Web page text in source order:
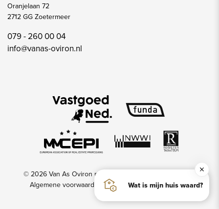
Oranjelaan 72
2712 GG Zoetermeer
079 - 260 00 04
info@vanas-oviron.nl
© 2026 Van As Oviron makelaars & taxateurs
Algemene voorwaarden
Disclaimer
Website door
OGonline
Wat is mijn huis waard?